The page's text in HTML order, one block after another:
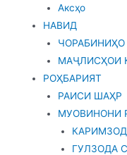
Аксҳо
НАВИД
ЧОРАБИНИҲО
МАҶЛИСҲОИ
РОҲБАРИЯТ
РАИСИ ШАҲР
МУОВИНОНИ
ГУЛЗОДА